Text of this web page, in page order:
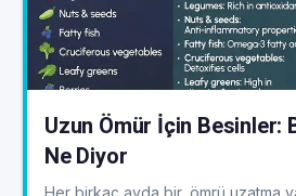
Uzun Ömür İçin Besinler:
Ne Diyor
Her birkaç ayda bir, ömrü uzatma